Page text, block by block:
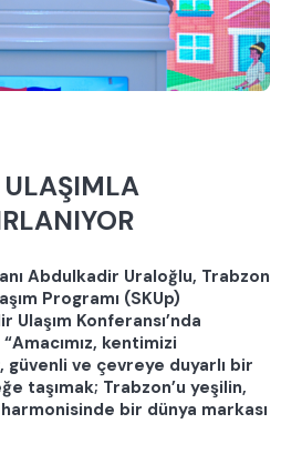
ULAŞIMLA
Abdulkadir Uraloğlu, Trabzon
Programı (SKUp)
Konferansı’nda
kentimizi
ve çevreye duyarlı bir
taşımak; Trabzon’u yeşilin,
bir dünya markası